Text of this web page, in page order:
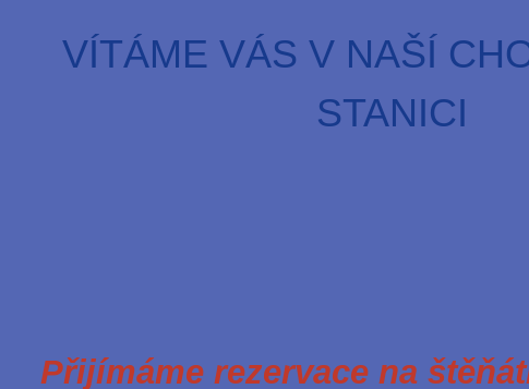
VÍTÁME VÁS V NAŠÍ
STANICI
Přijímáme rezervace na